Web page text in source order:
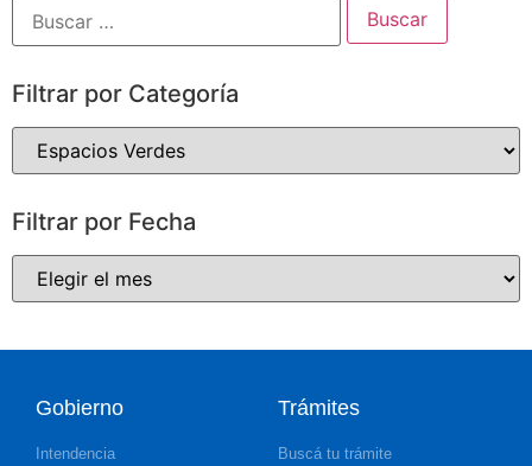
Filtrar por Categoría
Filtrar por Fecha
Gobierno
Intendencia
Trámites
Buscá tu trámite